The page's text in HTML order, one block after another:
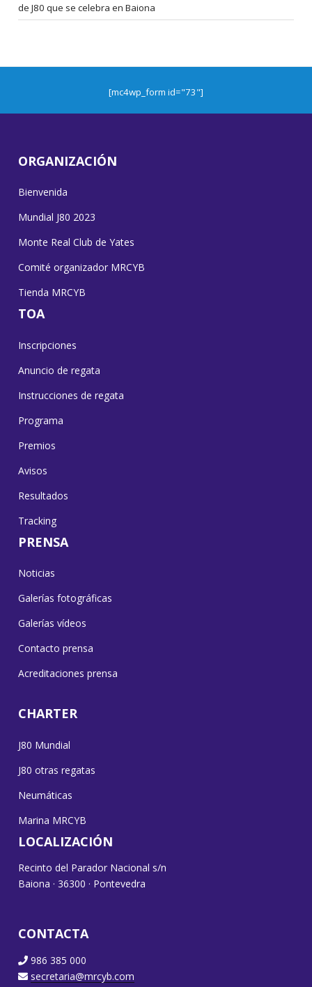
de J80 que se celebra en Baiona
[mc4wp_form id="73"]
ORGANIZACIÓN
Bienvenida
Mundial J80 2023
Monte Real Club de Yates
Comité organizador MRCYB
Tienda MRCYB
TOA
Inscripciones
Anuncio de regata
Instrucciones de regata
Programa
Premios
Avisos
Resultados
Tracking
PRENSA
Noticias
Galerías fotográficas
Galerías vídeos
Contacto prensa
Acreditaciones prensa
CHARTER
J80 Mundial
J80 otras regatas
Neumáticas
Marina MRCYB
LOCALIZACIÓN
Recinto del Parador Nacional s/n
Baiona · 36300 · Pontevedra
CONTACTA
986 385 000
secretaria@mrcyb.com